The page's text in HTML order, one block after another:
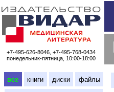
+7-495-626-8046, +7-495-768-0434
понедельник-пятница, 10:00-18:00
все книги диски файлы